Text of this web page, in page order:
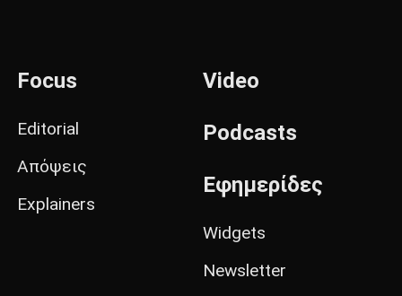
Focus
Editorial
Απόψεις
Explainers
Video
Podcasts
Εφημερίδες
Widgets
Newsletter